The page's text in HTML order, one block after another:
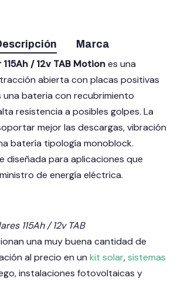
Marca
/ 12v TAB Motiones una
abierta con placas positivas
una bateria con recubrimiento
resistencia a posibles golpes. La
mejor las descargas, vibración
batería tipología monoblock.
diseñada para aplicaciones que
de energía eléctrica.
115Ah / 12v TAB
una muy buena cantidad de
al precio en un kit solar,sistemas
instalaciones fotovoltaicas y